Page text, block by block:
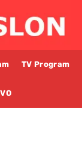
TV Program